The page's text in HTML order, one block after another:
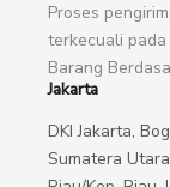
Proses
terkecuali pada
Barang
Jakarta
DKI Jakarta,
Sumatera